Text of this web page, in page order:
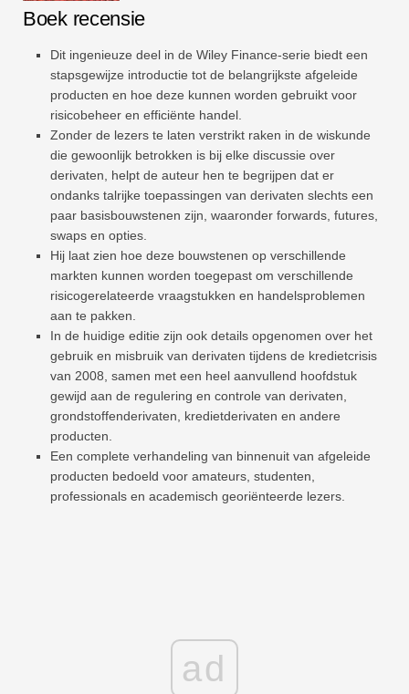
Boek recensie
Dit ingenieuze deel in de Wiley Finance-serie biedt een
stapsgewijze introductie tot de belangrijkste afgeleide
producten en hoe deze kunnen worden gebruikt voor
risicobeheer en efficiënte handel.
Zonder de lezers te laten verstrikt raken in de wiskunde
die gewoonlijk betrokken is bij elke discussie over
derivaten, helpt de auteur hen te begrijpen dat er
ondanks talrijke toepassingen van derivaten slechts een
paar basisbouwstenen zijn, waaronder forwards, futures,
swaps en opties.
Hij laat zien hoe deze bouwstenen op verschillende
markten kunnen worden toegepast om verschillende
risicogerelateerde vraagstukken en handelsproblemen
aan te pakken.
In de huidige editie zijn ook details opgenomen over het
gebruik en misbruik van derivaten tijdens de kredietcrisis
van 2008, samen met een heel aanvullend hoofdstuk
gewijd aan de regulering en controle van derivaten,
grondstoffenderivaten, kredietderivaten en andere
producten.
Een complete verhandeling van binnenuit van afgeleide
producten bedoeld voor amateurs, studenten,
professionals en academisch georiënteerde lezers.
ad